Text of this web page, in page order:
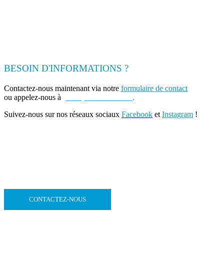
BESOIN D'INFORMATIONS ?
Contactez-nous maintenant via notre formulaire de contact
ou appelez-nous à
.
Suivez-nous sur nos réseaux sociaux Facebook et Instagram !
CONTACTEZ-NOUS